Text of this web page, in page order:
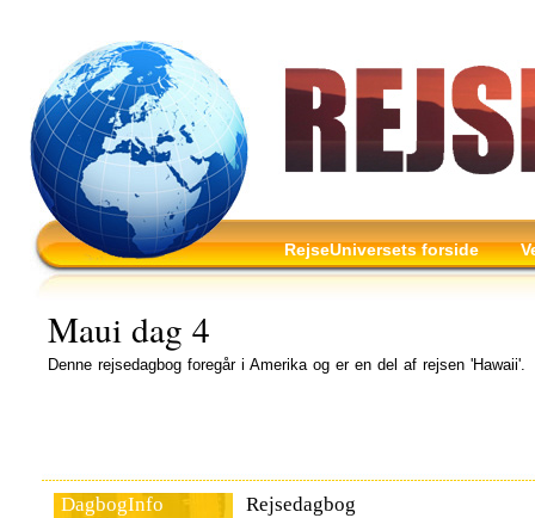
RejseUniversets forside
Maui dag 4
Denne rejsedagbog foregår i Amerika og er en del af rejsen 'Hawaii'.
DagbogInfo
Rejsedagbog